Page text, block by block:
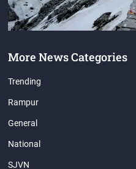
More News Categories
Trending
Rampur
General
National
SJVN